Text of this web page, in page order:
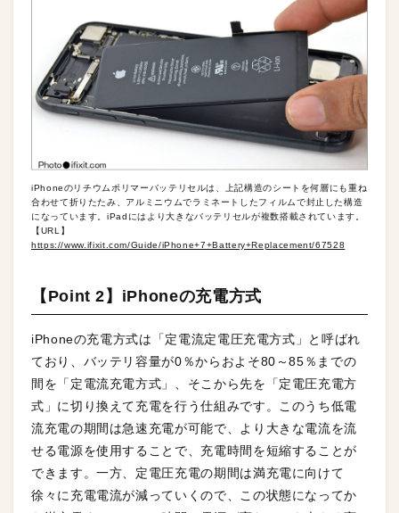
iPhoneのリチウムポリマーバッテリセルは、上記構造のシートを何層にも重ね
合わせて折りたたみ、アルミニウムでラミネートしたフィルムで封止した構造
になっています。iPadにはより大きなバッテリセルが複数搭載されています。
【URL】
https://www.ifixit.com/Guide/iPhone+7+Battery+Replacement/67528
【Point 2】iPhoneの充電方式
iPhoneの充電方式は「定電流定電圧充電方式」と呼ばれ
ており、バッテリ容量が0％からおよそ80～85％までの
間を「定電流充電方式」、そこから先を「定電圧充電方
式」に切り換えて充電を行う仕組みです。このうち低電
流充電の期間は急速充電が可能で、より大きな電流を流
せる電源を使用することで、充電時間を短縮することが
できます。一方、定電圧充電の期間は満充電に向けて
徐々に充電電流が減っていくので、この状態になってか